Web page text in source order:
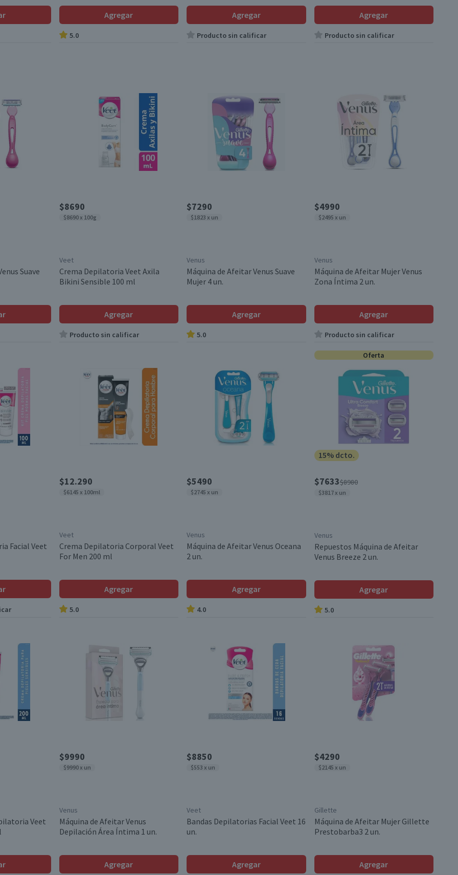
Agregar
5.0
Agregar
Producto sin calificar
Agregar
Producto sin calificar
Suave
$8690
$8690 x 100g
Veet
Crema Depilatoria Veet Axila
Bikini Sensible 100 ml
Agregar
Producto sin calificar
$7290
$1823 x un
Venus
Máquina de Afeitar Venus Suave
Mujer 4 un.
Agregar
5.0
$4990
$2495 x un
Venus
Máquina de Afeitar Mujer Venus
Zona Íntima 2 un.
Agregar
Producto sin calificar
Facial Veet
$12.290
$6145 x 100ml
Veet
Crema Depilatoria Corporal Veet
For Men 200 ml
Agregar
5.0
$5490
$2745 x un
Venus
Máquina de Afeitar Venus Oceana
2 un.
Agregar
4.0
Oferta
15% dcto.
$7633$8980
$3817 x un
Venus
Repuestos Máquina de Afeitar
Venus Breeze 2 un.
Agregar
5.0
Veet
$9990
$9990 x un
Venus
Máquina de Afeitar Venus
Depilación Área Íntima 1 un.
Agregar
$8850
$553 x un
Veet
Bandas Depilatorias Facial Veet 16
un.
Agregar
$4290
$2145 x un
Gillette
Máquina de Afeitar Mujer Gillette
Prestobarba3 2 un.
Agregar